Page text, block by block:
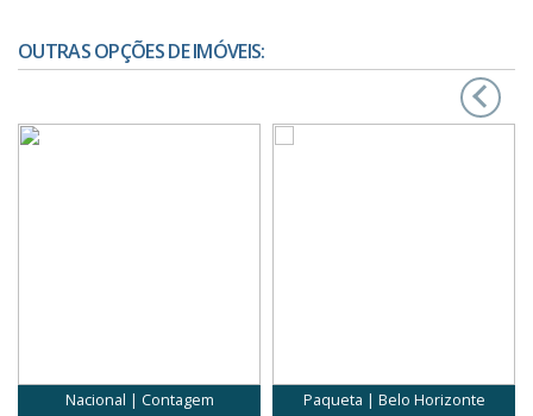
OUTRAS OPÇÕES DE IMÓVEIS:
Nacional | Contagem Paqueta | Belo Horizonte
‹ ›